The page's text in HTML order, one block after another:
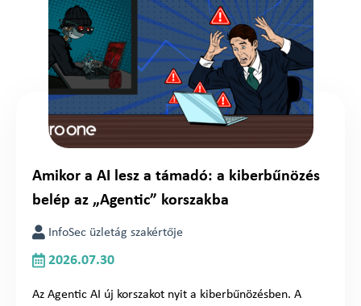
Amikor a AI lesz a támadó: a kiberbűnözés
belép az „Agentic” korszakba
InfoSec üzletág szakértője
2026.07.30
Az Agentic AI új korszakot nyit a kiberbűnözésben. A